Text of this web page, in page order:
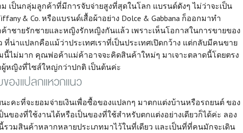
เป็นกลุ่มลูกค้าที่มีการจับจ่ายสูงที่สุดในโลก แบรนด์ดังๆ ไม่ว่าจะเป็น
& Co. หรือแบรนด์เสื้อผ้าอย่าง Dolce & Gabbana ก็ออกมาทำ
ชายรักชายและหญิงรักหญิงกันแล้ว เพราะเห็นโอกาสในการขายของ
น่าแปลกคือแม้ว่าประเทศเราที่เป็นประเทศเปิดกว้าง แต่กลับมีคนขาย
ไม่มาก คุณพ่อค้าแม่ค้าอาจจะคิดสินค้าใหม่ๆ มาเจาะตลาดนี้โดยตรง
ผู้หญิงที่ไซส์ใหญ่กว่าปกติ เป็นต้นค่ะ
องแปลกแหวกแนว
ะคะที่จะยอมจ่ายเงินเพื่อซื้อของแปลกๆ มาตกแต่งบ้านหรือรถยนต์ ของ
นของที่ใช้งานได้หรือเป็นของที่ใช้สำหรับตกแต่งอย่างเดียวก็ได้ค่ะ ลอง
วมสินค้าหลากหลายประเภทมาไว้ในที่เดียว และเป็นที่ที่คนมักจะเดิน